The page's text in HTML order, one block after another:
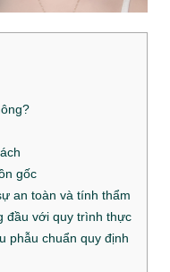
gốc
an toàn và tính thẩm
đầu với quy trình thực
phẫu chuẩn quy định